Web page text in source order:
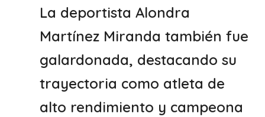
La deportista Alondra
Martínez Miranda también fue
galardonada, destacando su
trayectoria como atleta de
alto rendimiento y campeona